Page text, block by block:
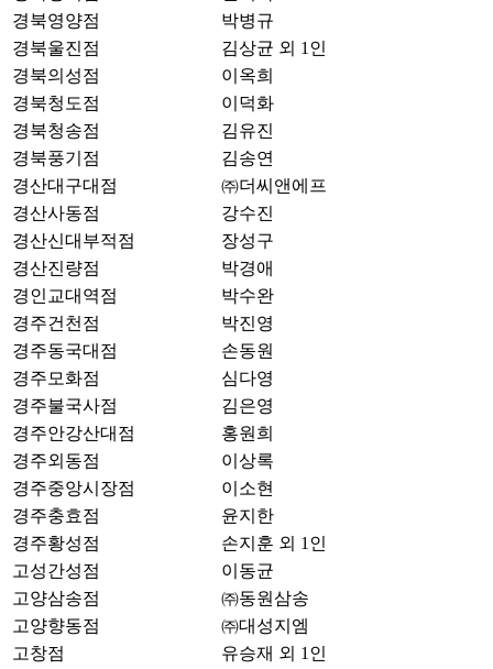
경북영양점
박병규
경북울진점
김상균 외 1인
경북의성점
이옥희
경북청도점
이덕화
경북청송점
김유진
경북풍기점
김송연
경산대구대점
㈜더씨앤에프
경산사동점
강수진
경산신대부적점
장성구
경산진량점
박경애
경인교대역점
박수완
경주건천점
박진영
경주동국대점
손동원
경주모화점
심다영
경주불국사점
김은영
경주안강산대점
홍원희
경주외동점
이상록
경주중앙시장점
이소현
경주충효점
윤지한
경주황성점
손지훈 외 1인
고성간성점
이동균
고양삼송점
㈜동원삼송
고양향동점
㈜대성지엠
고창점
유승재 외 1인